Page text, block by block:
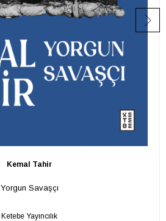
Kemal Tahir
Yorgun Savaşçı
Ketebe Yayıncılık